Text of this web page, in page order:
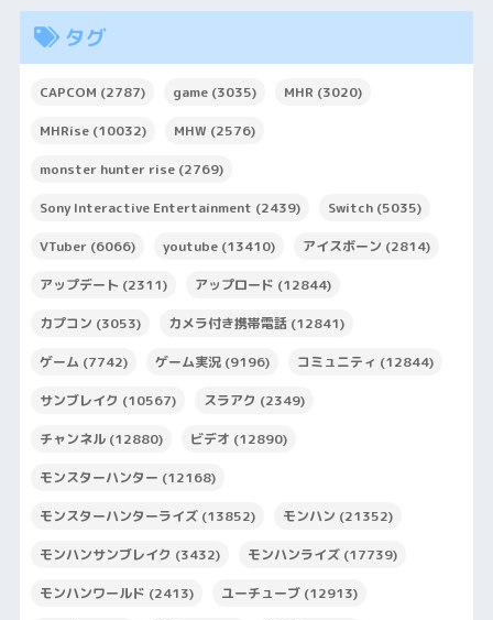
タグ
CAPCOM (2787) game(3035) MHR (3020)
MHRise(10032) MHW (2576)
monster hunter rise(2769)
Sony Interactive Entertainment (2439) Switch(5035)
VTuber(6066) youtube(13410) アイスボーン (2814)
アップデート (2311) アップロード (12844)
カプコン (3053) カメラ付き携帯電話(12841)
ゲーム (7742) ゲーム実況(9196) コミュニティ (12844)
サンブレイク (10567) スラアク (2349)
チャンネル(12880) ビデオ (12890)
モンスターハンター (12168)
モンスターハンターライズ(13852) モンハン (21352)
モンハンサンブレイク (3432) モンハンライズ(17739)
モンハンワールド (2413) ユーチューブ(12913)